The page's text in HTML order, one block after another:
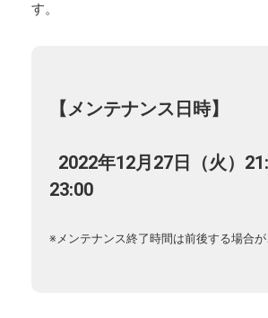
す。
【メンテナンス日時】
2022年12月27日（火）
23:00
※メンテナンス終了時間は前後する場合が